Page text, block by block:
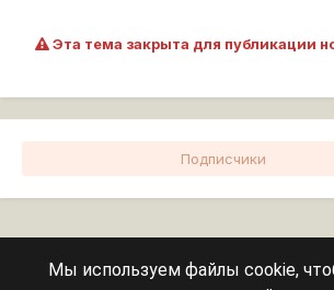
Эта тема закрыта для публикации
Подписчики
Мы используем файлы cookie,